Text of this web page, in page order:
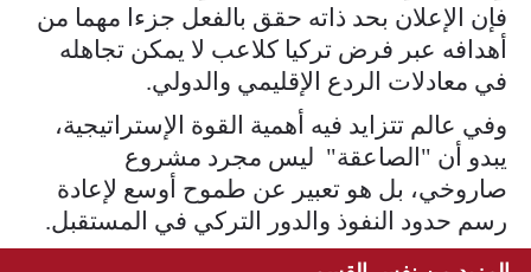
فإن الإعلان بحد ذاته حقق بالفعل جزءا مهما من
أهدافه عبر فرض تركيا كلاعب لا يمكن تجاهله
في معادلات الردع الإقليمي والدولي.
وفي عالم تتزايد فيه أهمية القوة الإستراتيجية،
يبدو أن "الصاعقة" ليس مجرد مشروع
صاروخي، بل هو تعبير عن طموح أوسع لإعادة
رسم حدود النفوذ والدور التركي في المستقبل.